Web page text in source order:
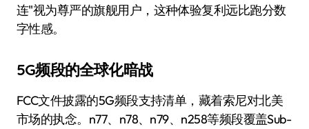
连"视为尊严的旗舰用户，这种体验复利远比跑分数
字性感。
5G频段的全球化暗战
FCC文件披露的5G频段支持清单，藏着索尼对北美
市场的执念。n77、n78、n79、n258等频段覆盖Sub-